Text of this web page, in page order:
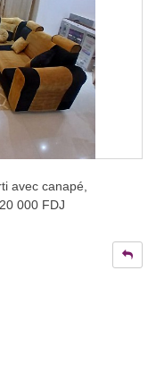
avec canapé,
000 FDJ